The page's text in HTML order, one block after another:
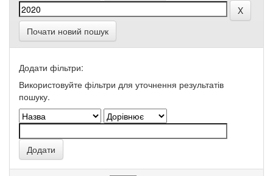
Почати новий пошук
Додати фільтри:
Використовуйте фільтри для уточнення результатів
пошуку.